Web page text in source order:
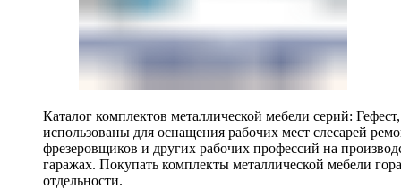
Каталог комплектов металлической мебели серий:
использованы для оснащения рабочих мест слесарей
фрезеровщиков и других рабочих профессий на
гаражах. Покупать комплекты металлической мебели
отдельности.